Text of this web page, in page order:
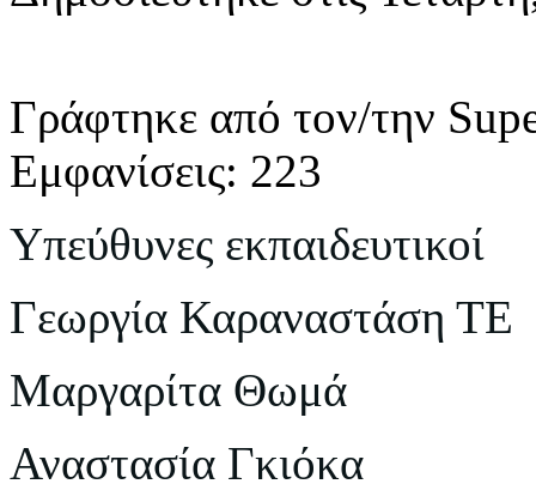
Γράφτηκε από τον/την
Εμφανίσεις: 223
Υπεύθυνες εκπαιδευτικοί
Γεωργία Καραναστάση ΤΕ
Μαργαρίτα Θωμά
Αναστασία Γκιόκα